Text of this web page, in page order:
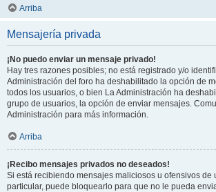
Arriba
Mensajería privada
¡No puedo enviar un mensaje privado!
Hay tres razones posibles; no está registrado y/o
Administración del foro ha deshabilitado la opción de
todos los usuarios, o bien La Administración ha
grupo de usuarios, la opción de enviar mensajes.
Administración para más información.
Arriba
¡Recibo mensajes privados no deseados!
Si está recibiendo mensajes maliciosos u ofensivos de
particular, puede bloquearlo para que no le pueda